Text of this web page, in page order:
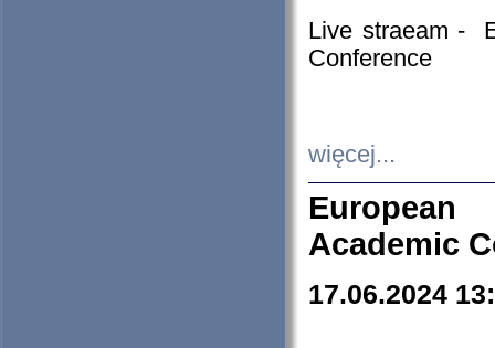
Live straeam -
Conference
więcej...
European
Academic
17.06.2024